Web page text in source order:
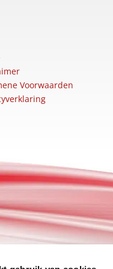
Voorwaarden